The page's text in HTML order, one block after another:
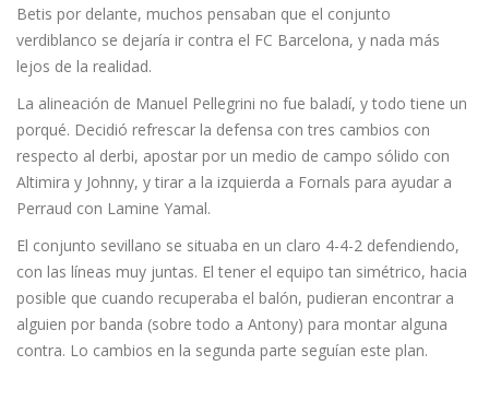
Betis por delante, muchos pensaban que el conjunto
verdiblanco se dejaría ir contra el FC Barcelona, y nada más
lejos de la realidad.
La alineación de Manuel Pellegrini no fue baladí, y todo tiene un
porqué. Decidió refrescar la defensa con tres cambios con
respecto al derbi, apostar por un medio de campo sólido con
Altimira y Johnny, y tirar a la izquierda a Fornals para ayudar a
Perraud con Lamine Yamal.
El conjunto sevillano se situaba en un claro 4-4-2 defendiendo,
con las líneas muy juntas. El tener el equipo tan simétrico, hacia
posible que cuando recuperaba el balón, pudieran encontrar a
alguien por banda (sobre todo a Antony) para montar alguna
contra. Lo cambios en la segunda parte seguían este plan.